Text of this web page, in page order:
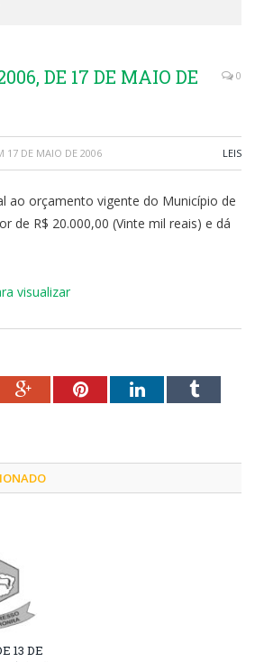
DE 17 DE MAIO DE
0
17 DE MAIO DE 2006 LEIS
ao orçamento vigente do Município de
de R$ 20.000,00 (Vinte mil reais) e dá
visualizar
Google+PinterestLinkedInTumblr
13 DE